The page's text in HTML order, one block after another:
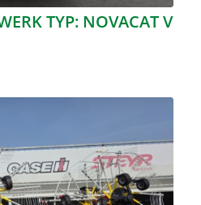
TYP: NOVACAT V